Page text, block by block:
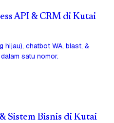
API & CRM di Kutai
hijau), chatbot WA, blast, &
satu nomor.
Sistem Bisnis di Kutai